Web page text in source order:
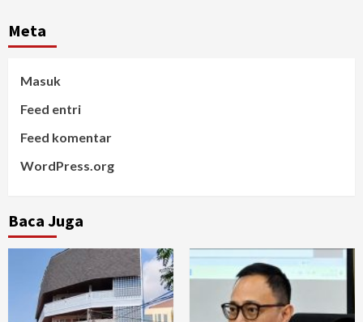
Meta
Masuk
Feed entri
Feed komentar
WordPress.org
Baca Juga